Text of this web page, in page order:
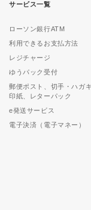
サービス一覧
ローソン銀行ATM
利用できるお支払方法
レジチャージ
ゆうパック受付
郵便ポスト、切手・ハガ
印紙、レターパック
e発送サービス
電子決済（電子マネー）